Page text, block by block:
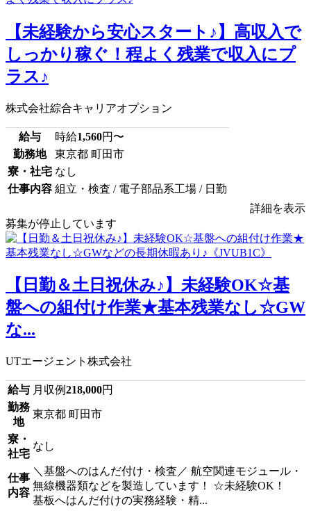
【未経験から安心スタート♪】高収入で
しっかり稼ぐ！程よく残業で収入にプ
ラス♪
株式会社綜合キャリアオプション
給与 時給1,560円〜
勤務地
東京都 町田市
寮・社宅 なし
仕事内容 組立・検査 / 電子部品系工場 / 日勤
詳細を表示
募集が停止しています
【日勤＆土日祝休み♪】未経験OK☆基
盤への組付け作業★基本残業なし☆GW
な...
UTエージェント株式会社
給与 月収例218,000円
勤務
地
東京都 町田市
寮・
社宅
なし
仕事
内容
＼基盤へのはんだ付け・検査／ 航空関連モジュール・
無線機器類などを製造しています！ ☆未経験OK！
基板へはんだ付けの実務経験・精...